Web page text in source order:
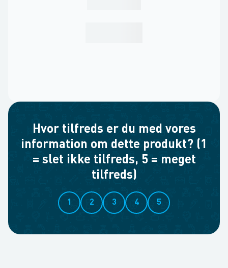
Hvor tilfreds er du med vores
information om dette produkt? (1
= slet ikke tilfreds, 5 = meget
tilfreds)
1 2 3 4 5